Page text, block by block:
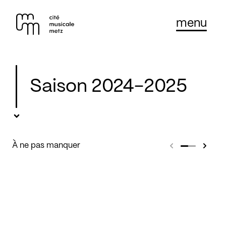
Se rendre au
Contenu principal
menu
Saison 2024-2025
À ne pas manquer